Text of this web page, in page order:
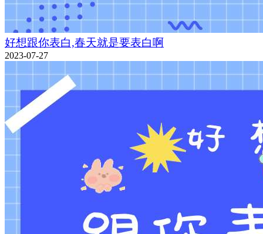
好想跟你表白,春天就是要表白啊
2023-07-27